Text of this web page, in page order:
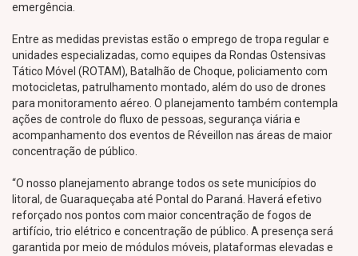
emergência.
Entre as medidas previstas estão o emprego de tropa regular e
unidades especializadas, como equipes da Rondas Ostensivas
Tático Móvel (ROTAM), Batalhão de Choque, policiamento com
motocicletas, patrulhamento montado, além do uso de drones
para monitoramento aéreo. O planejamento também contempla
ações de controle do fluxo de pessoas, segurança viária e
acompanhamento dos eventos de Réveillon nas áreas de maior
concentração de público.
“O nosso planejamento abrange todos os sete municípios do
litoral, de Guaraqueçaba até Pontal do Paraná. Haverá efetivo
reforçado nos pontos com maior concentração de fogos de
artifício, trio elétrico e concentração de público. A presença será
garantida por meio de módulos móveis, plataformas elevadas e